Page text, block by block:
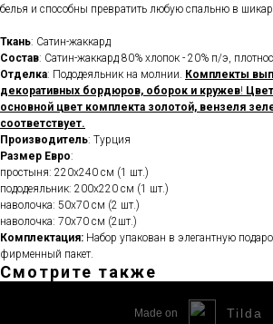
белья и способны превратить любую спальню в
Ткань: Сатин-жаккард
Состав: Сатин-жаккард 80% хлопок - 20% п/э,
Отделка: Пододеяльник на молнии. Комплекты
декоративных бордюров, оборок и кружев!
основной цвет комплекта золотой, вензеля
соответствует.
Производитель: Турция
Размер Евро:
простыня: 220х240 см (1 шт.)
пододеяльник: 200х220 см (1 шт.)
наволочка: 50х70 см (2 шт.)
наволочка: 70х70 см (2шт.)
Комплектация: Набор упакован в элегантную
фирменный пакет.
Смотрите также
Made on Tilda